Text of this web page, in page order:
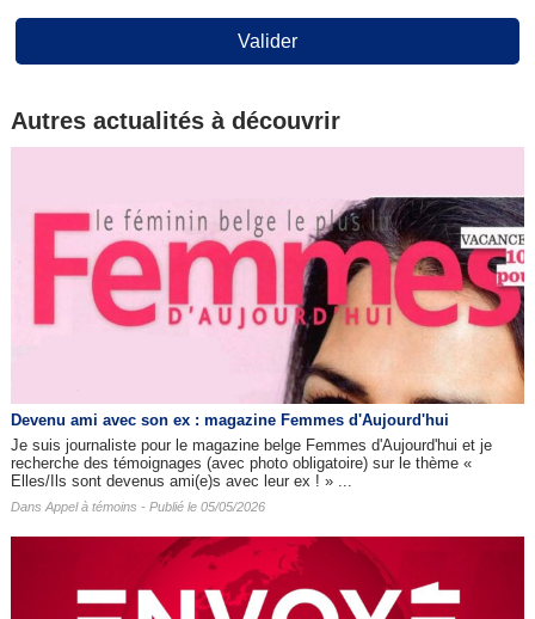
Valider
Autres actualités à découvrir
Devenu ami avec son ex : magazine Femmes d'Aujourd'hui
Je suis journaliste pour le magazine belge Femmes d'Aujourd'hui et je
recherche des témoignages (avec photo obligatoire) sur le thème «
Elles/Ils sont devenus ami(e)s avec leur ex ! » ...
Dans Appel à témoins - Publié le 05/05/2026